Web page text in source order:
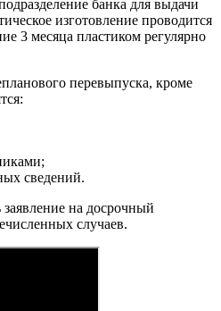
банка для выдачи
изготовление проводится
3 месяца пластиком регулярно
перевыпуска, кроме
сведений.
на досрочный
случаев.